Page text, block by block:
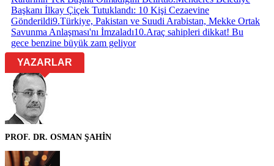
Başkanı İlkay Çiçek Tutuklandı: 10 Kişi Cezaevine
Gönderildi9.Türkiye, Pakistan ve Suudi Arabistan, Mekke Ortak
Savunma Anlaşması'nı İmzaladı10.Araç sahipleri dikkat! Bu
gece benzine büyük zam geliyor
YAZARLAR
PROF. DR. OSMAN ŞAHİN